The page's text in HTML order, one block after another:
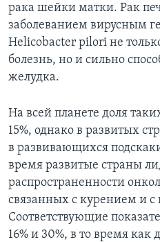
рака шейки матки. Рак
заболеванием вирусным
Helicobacter pilori не
болезнь, но и сильно
желудка.
На всей планете доля
15%, однако в развитых
в развивающихся
время развитые страны
распространенности
связанных с курением и
Соответствующие
16% и 30%, в то время